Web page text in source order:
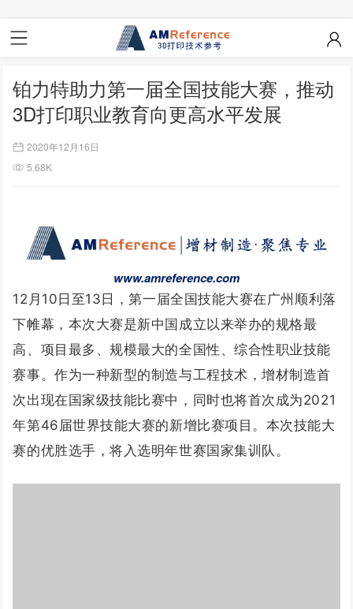
铂力特助力第一届全国技能大赛，推动
3D打印职业教育向更高水平发展
2020年12月16日
5.68K
www.amreference.com
12月10日至13日，第一届全国技能大赛在广州顺利落
下帷幕，本次大赛是新中国成立以来举办的规格最
高、项目最多、规模最大的全国性、综合性职业技能
赛事。作为一种新型的制造与工程技术，增材制造首
次出现在国家级技能比赛中，同时也将首次成为2021
年第46届世界技能大赛的新增比赛项目。本次技能大
赛的优胜选手，将入选明年世赛国家集训队。